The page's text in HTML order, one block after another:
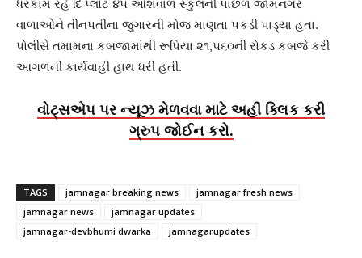
ધરકામ રહે દિ પ્લોટ ૪૫ ઓશવાળ સ્કુલની પાછળ જામનગર
વાળાઓને તીનપતીના જુગારની મોજ માણતા પકડી પાડ્યા હતા.
પોલીસે તમામના કબજામાંથી રૂપિયા ૨૧,૫૬૦ની રોકડ કબજે કરી
આગળની કાર્યવાહી હાથ ધરી હતી.
વોટ્સએપ પર ન્યૂઝ મેળવવા માટે અહીં ક્લિક કરી
ગ્રુપ જોઈન કરો.
TAGS jamnagar breaking news
jamnagar fresh news
jamnagar news
jamnagar updates
jamnagar-devbhumi dwarka
jamnagarupdates